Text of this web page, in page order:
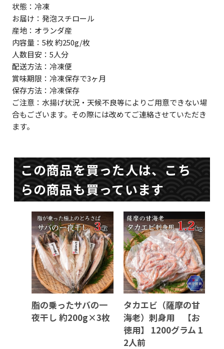
状態：冷凍
お届け：発泡スチロール
産地：オランダ産
内容量：5枚 約250g/枚
人数目安：5人分
配送方法：冷凍便
賞味期限：冷凍保存で3ヶ月
保存方法：冷凍保存
ご注意：水揚げ状況・天候不良等によりご用意できない場
合もございます。その際には改めてご連絡させていただき
ます。
この商品を買った人は、こち
らの商品も買っています
脂の乗ったサバの一
夜干し 約200g×3枚
タカエビ（薩摩の甘
海老）刺身用 【お
徳用】 1200グラム 1
2人前